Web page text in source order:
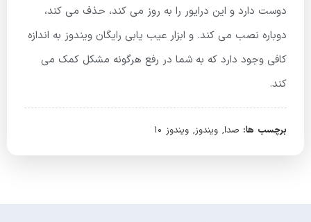
دوست دارد و این درایور را به روز می کند، حذف می کند،
دوباره نصب می کند. و ابزار عیب یابی رایگان ویندوز به اندازه
کافی وجود دارد که به شما در رفع هرگونه مشکل کمک می
کند.
برچسب ها: صدا, ویندوز, ویندوز 10